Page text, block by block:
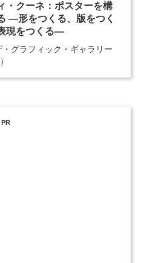
・クーネ：ポスターを構
―形をつくる、版をつく
現をつくる―
・グラフィック・ギャラリー
PR